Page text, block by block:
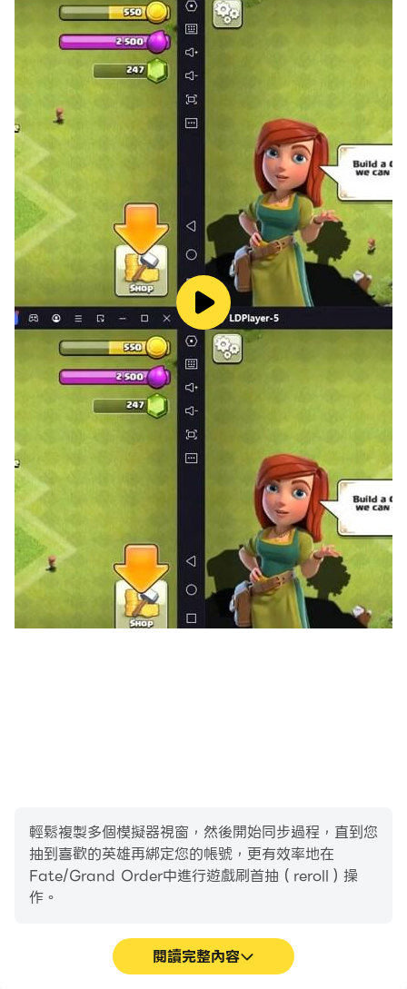
《Fate/stay night》等多部知名Fate作品中的經典角
色，以及首次於《FGO》現身的英靈，都將與您締結盟
約，共同投入這場浩大的聖杯戰爭！遊戲中更有Shielder、
Ruler等職階於《FGO》中首次登場亮相！
【卡牌式指令戰鬥，原汁原味的日式RPG！】
《FGO》忠於日本正統RPG的玩法，通過對從者下達的命
令，用指令卡來表現，並通過回合制的形式展開戰鬥。玩家
將能再次欣賞各項寶具發動的經典畫面，回味fate系列的
感動。
【超豪華畫師繪製團隊，多達40位聲優陣容共同參演！】
《FGO》力邀武內崇在內的50餘位知名畫師組成超豪華美
術團隊，更特邀Fate系列原班聲優參與配音！
淺川悠 阿部彬名 稻田徹 植田佳奈 江川央生 遠藤綾 大久
保瑠美
大塚明夫 大原さやか 置鮎龍太郎 小倉唯 川澄綾子 神奈延
子安武人 西前忠久 齋藤千和 坂本真綾 櫻井孝宏 澤城みゆ
き
下屋則子 島崎信長 鈴村健一 諏訪部順一 関智一 高乃麗
田中敦子 田中理恵 種田梨沙 丹下櫻 鶴岡聰 寺島拓篤 鳥
海浩輔
中井和哉 中村悠一 浪川大輔 能登麻美子 野中藍 早見沙織
三木眞一郎 水島大宙 緑川光 宮野真守 安井邦彥 遊佐浩二
(按日語50音順)
法。
※請注意遊戲時間，避免沉迷。
※本遊戲由小萌科技有限公司代理，如有疑問，請以本遊戲
客服管道聯繫。
輕鬆複製多個模擬器視窗，然後開始同步過程，直到您
抽到喜歡的英雄再綁定您的帳號，更有效率地在
Fate/Grand Order中進行遊戲刷首抽（reroll）操
作。
閱讀完整內容